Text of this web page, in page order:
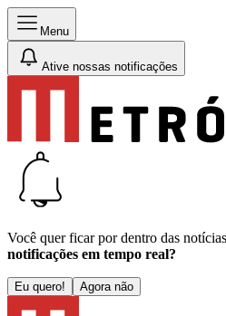
Menu
Ative nossas notificações
Você quer ficar por dentro das
notificações em tempo real?
Eu quero! Agora não